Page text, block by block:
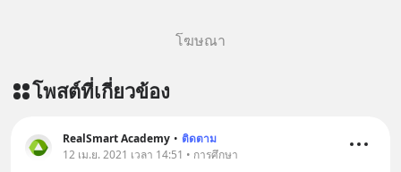
โฆษณา
โพสต์ที่เกี่ยวข้อง
RealSmart Academy • ติดตาม
12 เม.ย. 2021 เวลา 14:51 • การศึกษา